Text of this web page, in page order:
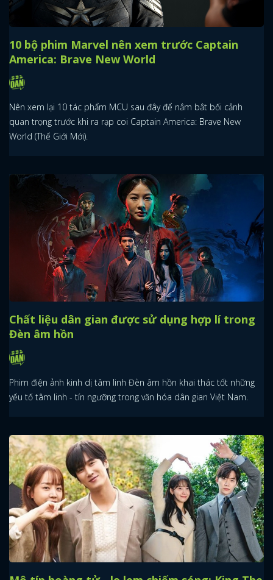
10 bộ phim Marvel nên xem trước Captain
America: Brave New World
Nên xem lại 10 tác phẩm MCU sau đây để nắm bắt bối cảnh
quan trọng trước khi ra rạp coi Captain America: Brave New
World (Thế Giới Mới).
Chất liệu dân gian được sử dụng hợp lí trong
Đèn âm hồn
Phim điện ảnh kinh dị tâm linh Đèn âm hồn khai thác tốt những
yếu tố tâm linh - tín ngưỡng trong văn hóa dân gian Việt Nam.